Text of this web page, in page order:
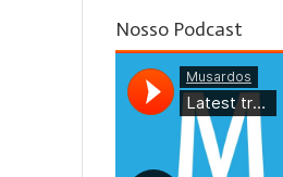
Nosso Podcast